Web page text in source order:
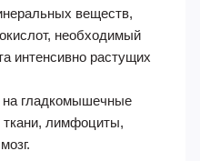
веществ,
необходимый
интенсивно растущих
на гладкомышечные
ткани, лимфоциты,